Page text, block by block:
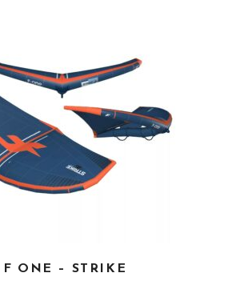
CHOIX DES OPTIONS
F ONE – STRIKE